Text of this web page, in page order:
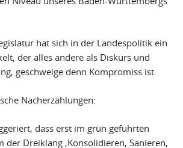
hat sich in der Landespolitik ein
der alles andere als Diskurs und
geschweige denn Kompromiss ist.
Nacherzählungen:
dass erst im grün geführten
der Dreiklang ‚Konsolidieren, Sanieren,